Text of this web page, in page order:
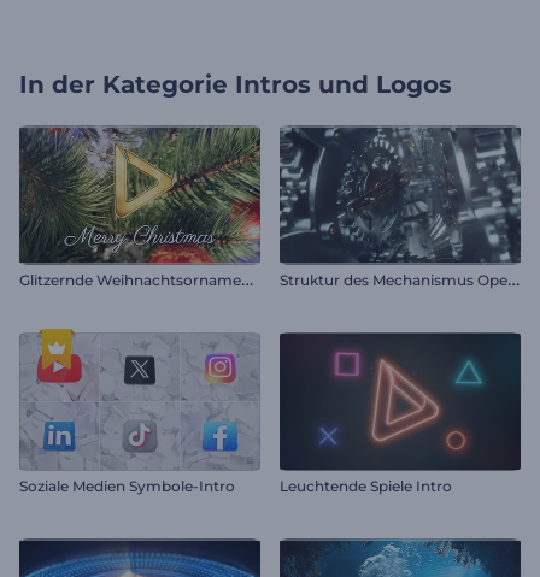
In der Kategorie Intros und Logos
G
litzernde Weihnachtsornamente Intro S
truktur des Mechanismus Opener
Soziale Medien Symbole-Intro Leuchtende Spiele Intro